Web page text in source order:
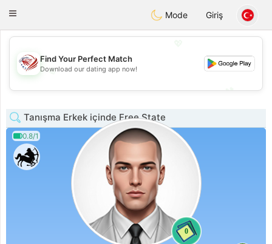
Dating
Toggle
Mode Giriş
💖
💕
Find Your Perfect Match
Download our dating app now!
Tanışma Erkek içinde Free State
0.8/1
0